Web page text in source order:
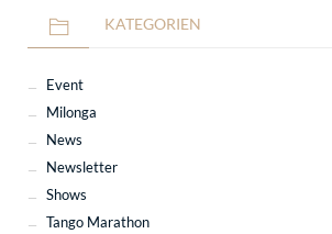
KATEGORIEN
Event
Milonga
News
Newsletter
Shows
Tango Marathon